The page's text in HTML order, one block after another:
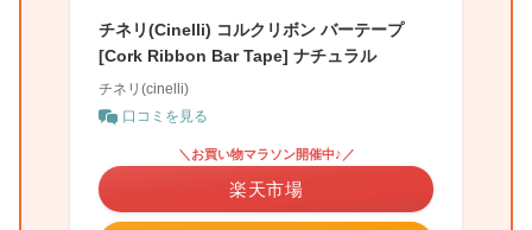
チネリ(Cinelli) コルクリボン バーテープ
[Cork Ribbon Bar Tape] ナチュラル
チネリ(cinelli)
口コミを見る
＼お買い物マラソン開催中♪／
楽天市場